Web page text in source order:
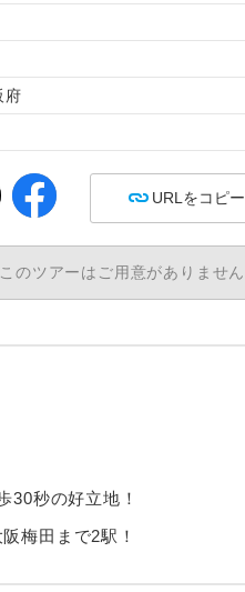
府
URLをコピー
このツアーはご用意がありません
30秒の好立地！
梅田まで2駅！